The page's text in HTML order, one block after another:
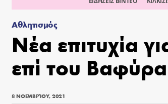
Αθλητισμός
Νέα επιτυχία
επί του
8 ΝΟΕΜΒΡΊΟΥ, 2021